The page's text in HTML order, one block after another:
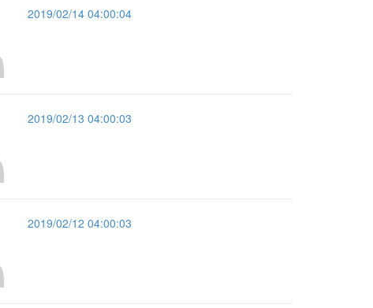
2019/02/14 04:00:04
2019/02/13 04:00:03
2019/02/12 04:00:03